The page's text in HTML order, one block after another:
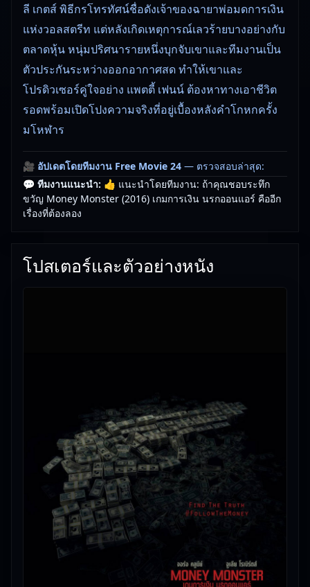
ลี เกตส์ พิธีกรโทรทัศน์ชื่อดังเจ้าของฉายาพ่อมดการเงิน
แห่งวอลสตรีท แต่หลังเกิดเหตุการณ์เลวร้ายบางอย่างกับ
ตลาดหุ้น หนุ่มปริศนารายหนึ่งบุกจับเขาและทีมงานเป็น
ตัวประกันระหว่างออกอากาศสด ทำให้เขาและ
โปรดิวเซอร์คู่ใจอย่าง แพตตี้ เฟนน์ ต้องหาทางเอาชีวิต
รอดพร้อมเปิดโปงความจริงที่อยู่เบื้องหลังคำโกหกครั้ง
มโหฬาร
🎥 อัปเดตโดยทีมงาน Free Movie 24 — ตรวจสอบล่าสุด:
29/05/2026 |เกี่ยวกับเรา
💬 ทีมงานแนะนำ: 👍 แนะนำโดยทีมงาน: ถ้าคุณชอบระทึก
ขวัญ Money Monster (2016) เกมการเงิน นรกออนแอร์ คืออีก
เรื่องที่ต้องลอง
โปสเตอร์และตัวอย่างหนัง